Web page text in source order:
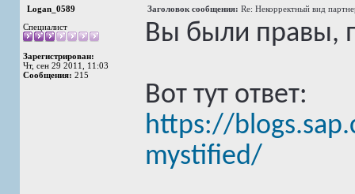
Logan_0589 Заголовок сообщения: Re: Некорректный вид
Специалист
Зарегистрирован:
Чт, сен 29 2011, 11:03
Сообщения: 215
Вы были правы,
Вот тут ответ:
https://
mystified/